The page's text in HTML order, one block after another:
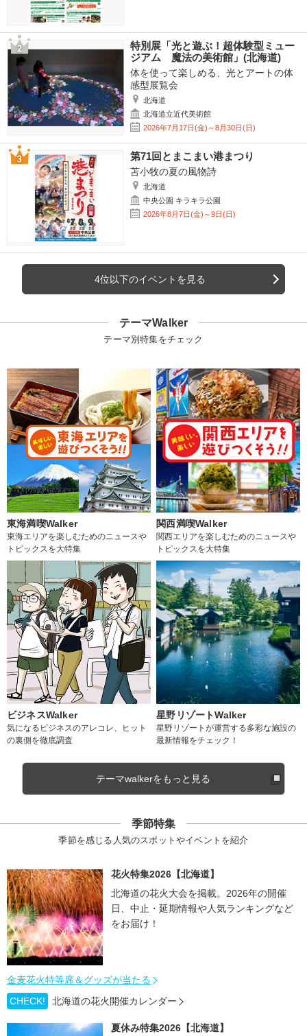
特別展「光と遊ぶ！超体験型ミュー
ジアム 魔法の美術館」(北海道)
体を使って楽しめる、光とアートの体
感型展覧会
北海道
北海道立近代美術館
2026年7月17日(金)～8月30日(日)
第71回とまこまい港まつり
苫小牧の夏の風物詩
北海道
中央公園 キラキラ公園
2026年8月7日(金)～9日(日)
4位以下のイベントを見る
テーマWalker
テーマ別特集をチェック
東海満喫Walker
東海エリアを楽しむためのニュースや
トピックスを大特集
関西満喫Walker
関西エリアを楽しむためのニュースや
トピックスを大特集
ビジネスWalker
気になるビジネスのアレコレ、ヒット
の裏側を徹底調査
星野リゾートWalker
星野リゾートが運営する多彩な施設の
最新情報をチェック！
テーマwalkerをもっと見る
季節特集
季節を感じる人気のスポットやイベントを紹介
花火特集2026【北海道】
北海道の花火大会を掲載。2026年の開催
日、中止・延期情報や人気ランキングなど
をお届け！
金麦花火特等席＆グッズが当たる
CHECK!
北海道の花火開催カレンダー
夏休み特集2026【北海道】